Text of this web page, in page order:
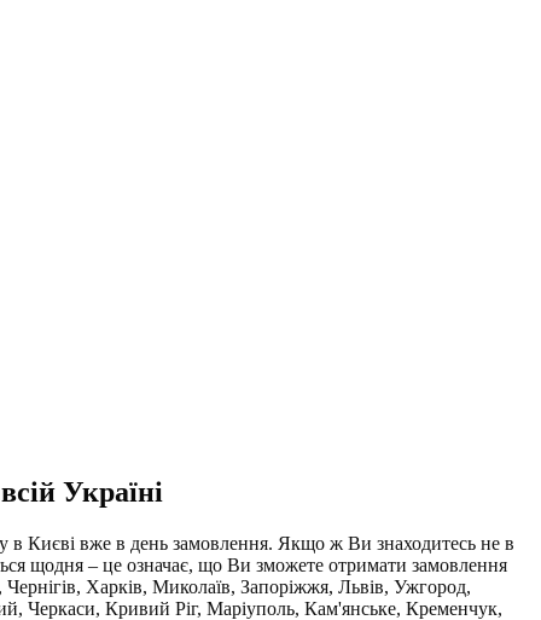
Україні
в Києві вже в день замовлення. Якщо ж Ви знаходитесь не в
щодня – це означає, що Ви зможете отримати замовлення
Харків, Миколаїв, Запоріжжя, Львів, Ужгород,
Черкаси, Кривий Ріг, Маріуполь, Кам'янське, Кременчук,